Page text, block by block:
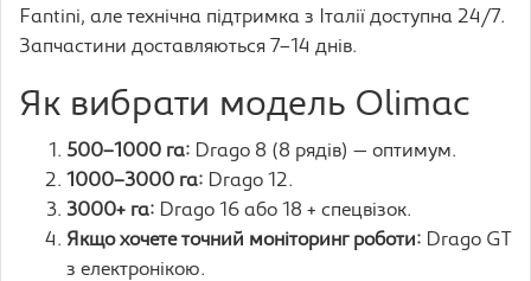
Fantini, але технічна підтримка з Італії доступна 24/7.
Запчастини доставляються 7–14 днів.
Як вибрати модель Olimac
500–1000 га: Drago 8 (8 рядів) — оптимум.
1000–3000 га: Drago 12.
3000+ га: Drago 16 або 18 + спецвізок.
Якщо хочете точний моніторинг роботи: Drago GT
з електронікою.